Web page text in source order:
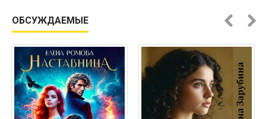
ОБСУЖДАЕМЫЕ